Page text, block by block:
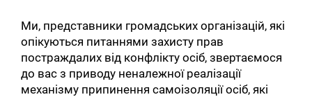
Ми, представники громадських організацій, які
опікуються питаннями захисту прав
постраждалих від конфлікту осіб, звертаємося
до вас з приводу неналежної реалізації
механізму припинення самоізоляції осіб, які